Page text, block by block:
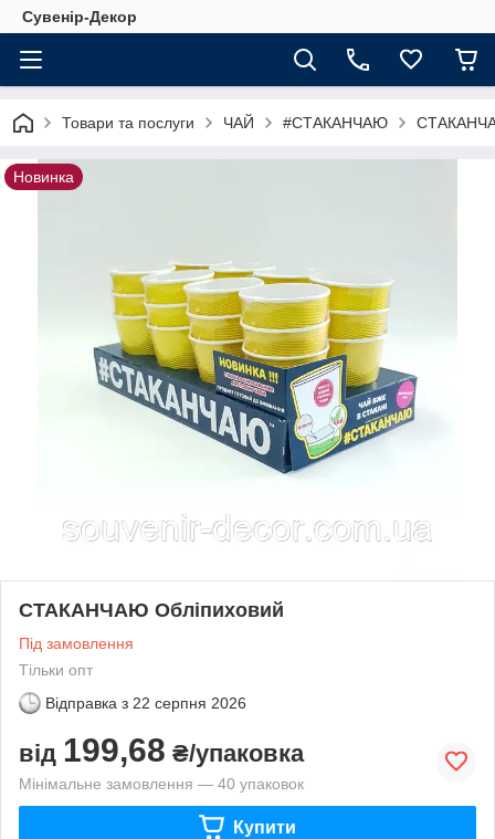
Сувенір-Декор
Товари та послуги ЧАЙ #СТАКАНЧАЮ
Новинка
СТАКАНЧАЮ Обліпиховий
Під замовлення
Тільки опт
Відправка з 22 серпня 2026
від 199,68 ₴/упаковка
Мінімальне замовлення — 40 упаковок
Купити